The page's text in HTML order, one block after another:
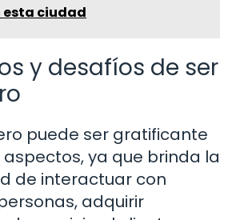
ciudad
y desafíos de ser
puede ser gratificante
ya que brinda la
de interactuar con
adquirir